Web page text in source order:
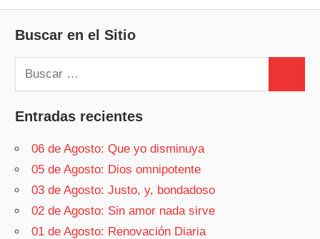
Buscar en el Sitio
Buscar:
Entradas recientes
06 de Agosto: Que yo disminuya
05 de Agosto: Dios omnipotente
03 de Agosto: Justo, y, bondadoso
02 de Agosto: Sin amor nada sirve
01 de Agosto: Renovación Diaria